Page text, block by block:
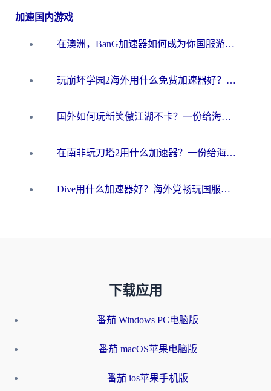
加速国内游戏
在澳洲，BanG加速器如何成为你国服游戏的“时光机”？
玩崩坏学园2海外用什么免费加速器好？2026海外党亲测国服游戏加速指南
国外如何玩新笑傲江湖不卡？一份给海外游子的终极网络指南
在南非玩刀塔2用什么加速器？一份给海外游子的终极生存指南
Dive用什么加速器好？海外党畅玩国服游戏的终极避坑指南
下载应用
番茄 Windows PC电脑版
番茄 macOS苹果电脑版
番茄 ios苹果手机版